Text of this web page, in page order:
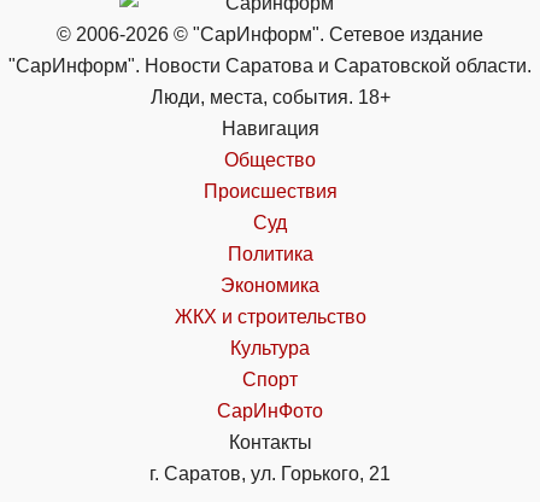
© 2006-2026 © "СарИнформ". Сетевое издание
"СарИнформ". Новости Саратова и Саратовской области.
Люди, места, события. 18+
Навигация
Общество
Происшествия
Суд
Политика
Экономика
ЖКХ и строительство
Культура
Спорт
СарИнФото
Контакты
г. Саратов, ул. Горького, 21